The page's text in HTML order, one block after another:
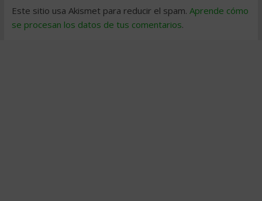
Este sitio usa Akismet para reducir el spam. Aprende cómo
se procesan los datos de tus comentarios.